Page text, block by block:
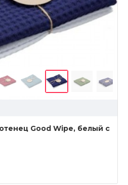
Good Wipe, белый с